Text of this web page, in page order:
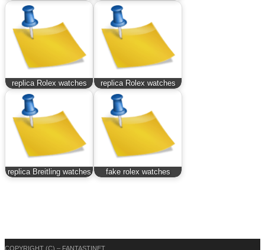
replica Rolex watches replica Rolex watches
replica Breitling watches fake rolex watches
COPYRIGHT (C) – FANTASTINET